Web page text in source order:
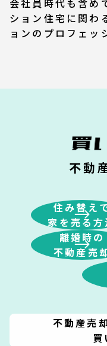
会社員時代も含め
ション住宅に関わ
ョンのプロフェッ
不動
住み替え
家を売る
離婚時の
不動産売
不動産売